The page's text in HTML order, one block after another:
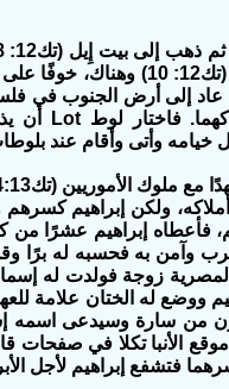
وآمن به فحسبه له برًا
الأنبا تكلا في
إبراهيم لأجل الأبرار